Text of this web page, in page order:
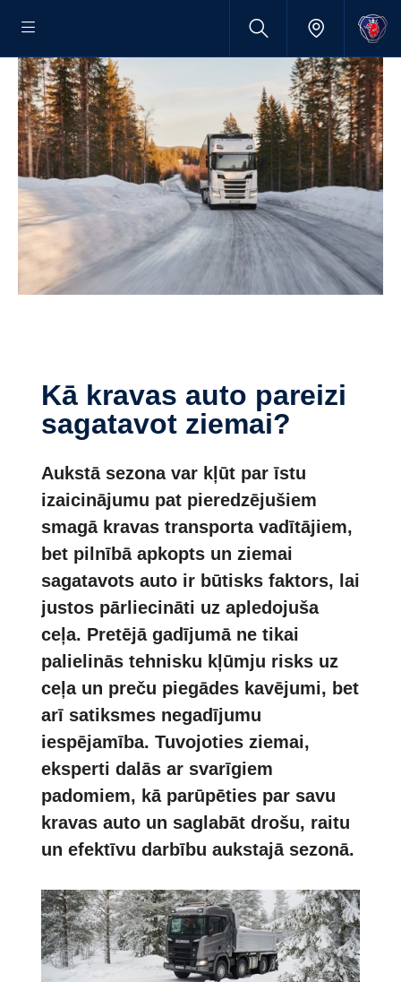
Kā kravas auto pareizi
sagatavot ziemai?
Aukstā sezona var kļūt par īstu
izaicinājumu pat pieredzējušiem
smagā kravas transporta vadītājiem,
bet pilnībā apkopts un ziemai
sagatavots auto ir būtisks faktors, lai
justos pārliecināti uz apledojuša
ceļa. Pretējā gadījumā ne tikai
palielinās tehnisku kļūmju risks uz
ceļa un preču piegādes kavējumi, bet
arī satiksmes negadījumu
iespējamība. Tuvojoties ziemai,
eksperti dalās ar svarīgiem
padomiem, kā parūpēties par savu
kravas auto un saglabāt drošu, raitu
un efektīvu darbību aukstajā sezonā.